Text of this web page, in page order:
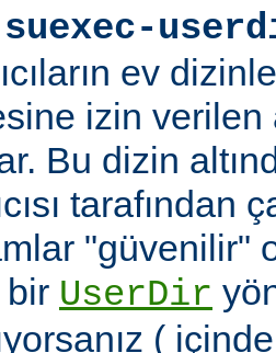
ev
izin
Bu dizin
tarafından
"güvenilir"
bir UserDir
(